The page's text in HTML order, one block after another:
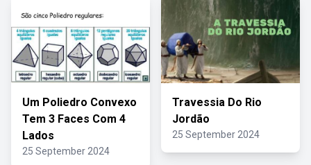
Um Poliedro Convexo
Tem 3 Faces Com 4
Lados
25 September 2024
Travessia Do Rio
Jordão
25 September 2024